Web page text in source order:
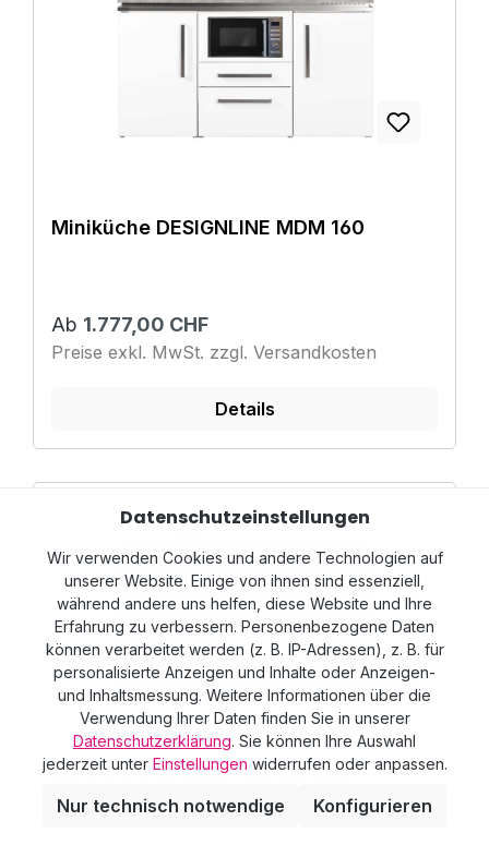
Miniküche DESIGNLINE MDM 160
Ab 1.777,00 CHF
Preise exkl. MwSt. zzgl. Versandkosten
Details
Datenschutzeinstellungen
Wir verwenden Cookies und andere Technologien auf
unserer Website. Einige von ihnen sind essenziell,
während andere uns helfen, diese Website und Ihre
Erfahrung zu verbessern. Personenbezogene Daten
können verarbeitet werden (z. B. IP-Adressen), z. B. für
personalisierte Anzeigen und Inhalte oder Anzeigen-
und Inhaltsmessung. Weitere Informationen über die
Verwendung Ihrer Daten finden Sie in unserer
Datenschutzerklärung. Sie können Ihre Auswahl
jederzeit unter Einstellungen widerrufen oder anpassen.
Nur technisch notwendige Konfigurieren